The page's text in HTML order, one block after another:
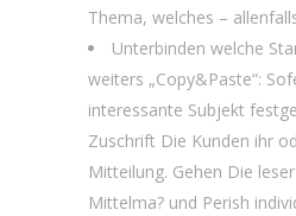
Thema, welches –
Unterbinden welche
weiters „Copy&Paste“:
interessante Subjekt
Zuschrift Die Kunden ihr
Mitteilung. Gehen Die
Mittelma? und Perish